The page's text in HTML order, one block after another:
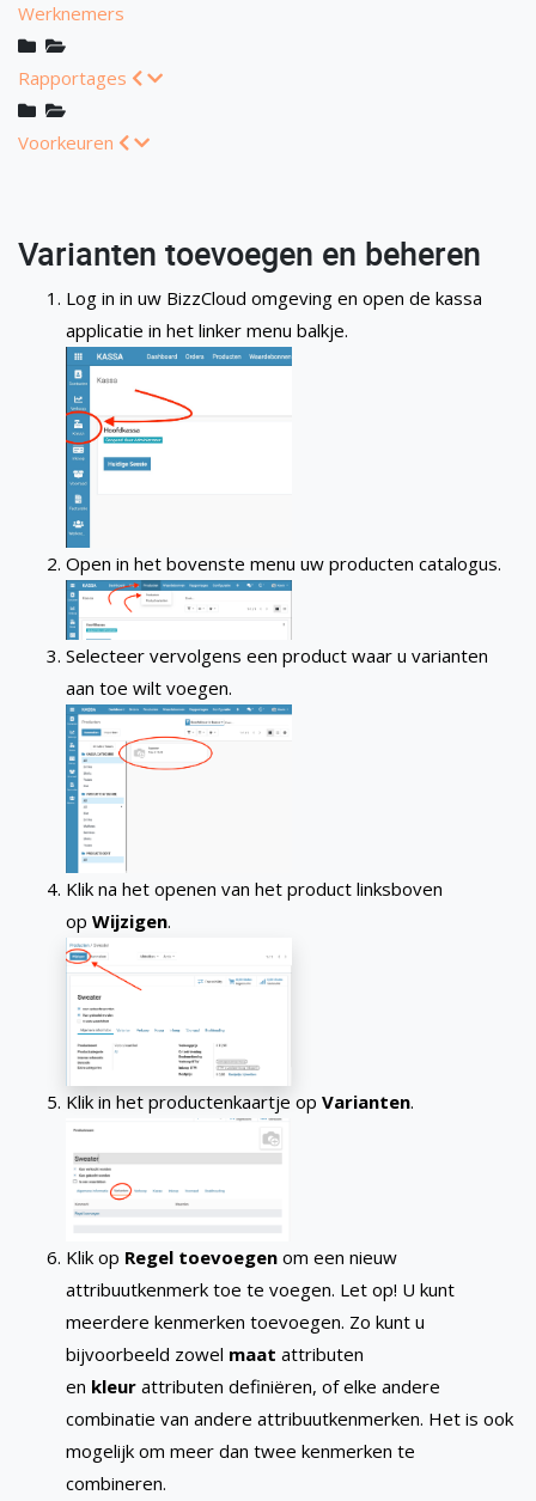
Werknemers
Rapportages
Voorkeuren
Varianten toevoegen en beheren
Log in in uw BizzCloud omgeving en open de kassa
applicatie in het linker menu balkje.
Open in het bovenste menu uw producten catalogus.
Selecteer vervolgens een product waar u varianten
aan toe wilt voegen.
Klik na het openen van het product linksboven
op Wijzigen.
Klik in het productenkaartje op Varianten.
Klik op Regel toevoegen om een nieuw
attribuutkenmerk toe te voegen. Let op! U kunt
meerdere kenmerken toevoegen. Zo kunt u
bijvoorbeeld zowel maat attributen
en kleur attributen definiëren, of elke andere
combinatie van andere attribuutkenmerken. Het is ook
mogelijk om meer dan twee kenmerken te
combineren.